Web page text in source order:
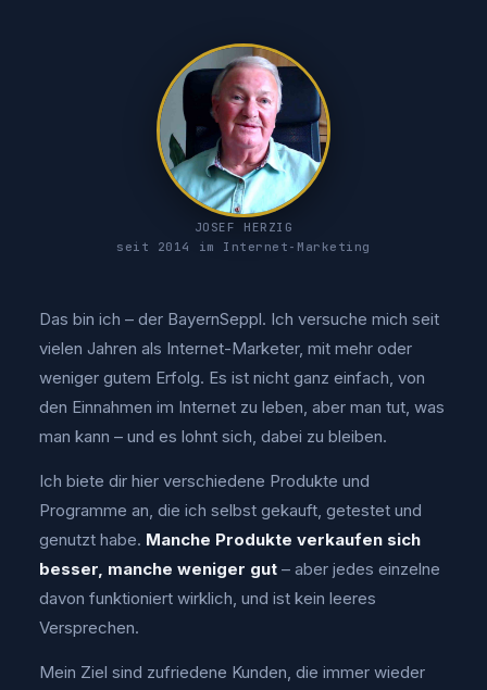
JOSEF HERZIG
seit 2014 im Internet-Marketing
Das bin ich – der BayernSeppl. Ich versuche mich seit
vielen Jahren als Internet-Marketer, mit mehr oder
weniger gutem Erfolg. Es ist nicht ganz einfach, von
den Einnahmen im Internet zu leben, aber man tut, was
man kann – und es lohnt sich, dabei zu bleiben.
Ich biete dir hier verschiedene Produkte und
Programme an, die ich selbst gekauft, getestet und
genutzt habe. Manche Produkte verkaufen sich
besser, manche weniger gut – aber jedes einzelne
davon funktioniert wirklich, und ist kein leeres
Versprechen.
Mein Ziel sind zufriedene Kunden, die immer wieder